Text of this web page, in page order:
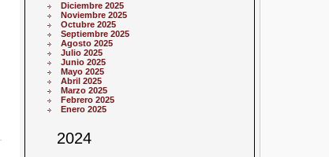
Diciembre 2025
Noviembre 2025
Octubre 2025
Septiembre 2025
Agosto 2025
Julio 2025
Junio 2025
Mayo 2025
Abril 2025
Marzo 2025
Febrero 2025
Enero 2025
2024